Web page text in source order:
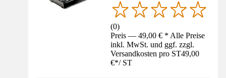
(0)
Preis — 49,00 € * Alle Preise
inkl. MwSt. und ggf. zzgl.
Versandkosten pro ST49,00
€*/ ST